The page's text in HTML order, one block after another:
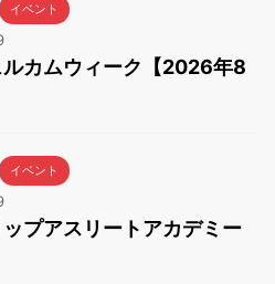
イベント
カムウィーク【2026年8
イベント
プアスリートアカデミー